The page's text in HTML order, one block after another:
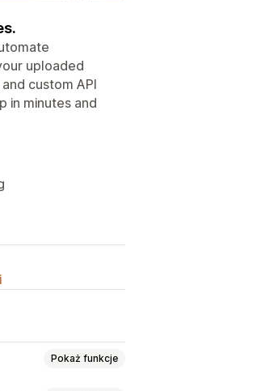
uploaded
custom API
in minutes and
Pokaż funkcje